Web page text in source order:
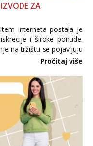
ZA
interneta postala je
i široke ponude.
na tržištu se pojavljuju
internetske
Pročitaj više